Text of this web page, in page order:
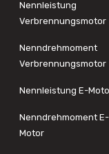
Nennleistung
Verbrennungsmotor
Nenndrehmoment
Verbrennungsmotor
Nennleistung E-
Nenndrehmoment E-
Motor